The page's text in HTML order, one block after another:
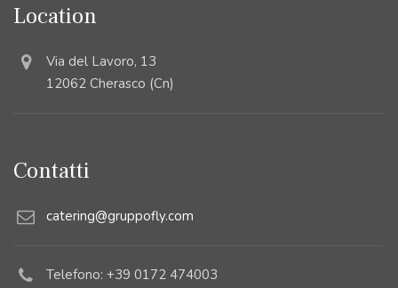
Location
Via del Lavoro, 13
12062 Cherasco (Cn)
Contatti
catering@gruppofly.com
Telefono: +39 0172 474003